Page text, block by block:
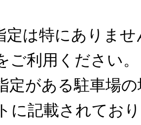
定は特にありま
ご利用ください。
定がある駐車場
に記載されてお